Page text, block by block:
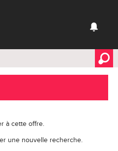
à cette offre.
une nouvelle recherche.